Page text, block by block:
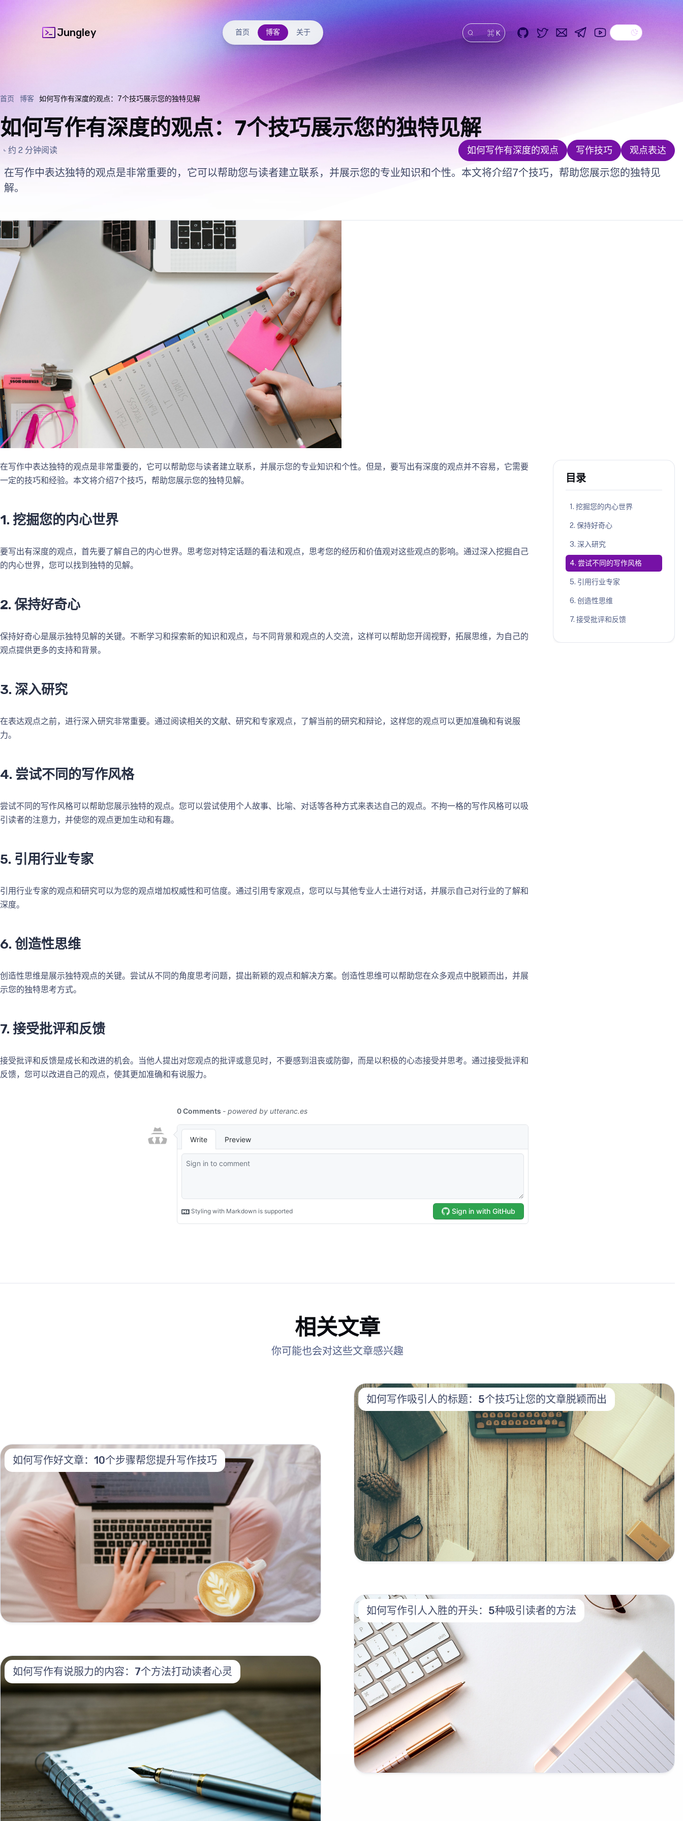
Jungley 首页 博客 关于 ⌘ K
搜索 GitHub
Twitter
EmailTelegram
YouTube
Dark theme
首页 博客 如何写作有深度的观点：7个技巧展示您的独特见解
如何写作有深度的观点：7个技巧展示您的独特见解
约 2 分钟阅读 如何写作有深度的观点 写作技巧 观点表达
在写作中表达独特的观点是非常重要的，它可以帮助您与读者建立联系，并展示您的专业知识和个性。本文将介绍7个技巧，帮助您展示您的独特见
解。
在写作中表达独特的观点是非常重要的，它可以帮助您与读者建立联系，并展示您的专业知识和个性。但是，要写出有深度的观点并不容易，它需要
一定的技巧和经验。本文将介绍7个技巧，帮助您展示您的独特见解。
1. 挖掘您的内心世界
要写出有深度的观点，首先要了解自己的内心世界。思考您对特定话题的看法和观点，思考您的经历和价值观对这些观点的影响。通过深入挖掘自己
的内心世界，您可以找到独特的见解。
2. 保持好奇心
保持好奇心是展示独特见解的关键。不断学习和探索新的知识和观点，与不同背景和观点的人交流，这样可以帮助您开阔视野，拓展思维，为自己的
观点提供更多的支持和背景。
3. 深入研究
在表达观点之前，进行深入研究非常重要。通过阅读相关的文献、研究和专家观点，了解当前的研究和辩论，这样您的观点可以更加准确和有说服
力。
4. 尝试不同的写作风格
尝试不同的写作风格可以帮助您展示独特的观点。您可以尝试使用个人故事、比喻、对话等各种方式来表达自己的观点。不拘一格的写作风格可以吸
引读者的注意力，并使您的观点更加生动和有趣。
5. 引用行业专家
引用行业专家的观点和研究可以为您的观点增加权威性和可信度。通过引用专家观点，您可以与其他专业人士进行对话，并展示自己对行业的了解和
深度。
6. 创造性思维
创造性思维是展示独特观点的关键。尝试从不同的角度思考问题，提出新颖的观点和解决方案。创造性思维可以帮助您在众多观点中脱颖而出，并展
示您的独特思考方式。
7. 接受批评和反馈
接受批评和反馈是成长和改进的机会。当他人提出对您观点的批评或意见时，不要感到沮丧或防御，而是以积极的心态接受并思考。通过接受批评和
反馈，您可以改进自己的观点，使其更加准确和有说服力。
目录
1. 挖掘您的内心世界
2. 保持好奇心
3. 深入研究
4. 尝试不同的写作风格
5. 引用行业专家
6. 创造性思维
7. 接受批评和反馈
相关文章
你可能也会对这些文章感兴趣
如何写作好文章：10个步骤帮您提升写作技巧
如何写作吸引人的标题：5个技巧让您的文章脱颖而出
如何写作有说服力的内容：7个方法打动读者心灵
如何写作引人入胜的开头：5种吸引读者的方法